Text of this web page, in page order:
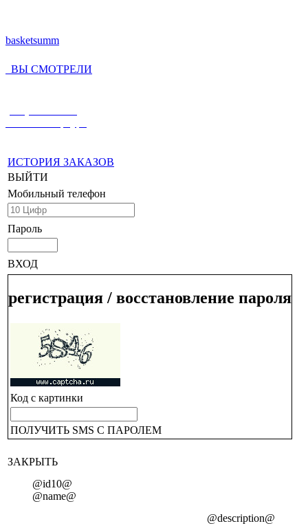
basketsumm
ВЫ СМОТРЕЛИ
ИСТОРИЯ ЗАКАЗОВ
ВЫЙТИ
Мобильный телефон
Пароль
ВХОД
регистрация / восстановление пароля
Код с картинки
ПОЛУЧИТЬ SMS С ПАРОЛЕМ
ЗАКРЫТЬ
@id10@
@name@
@description@